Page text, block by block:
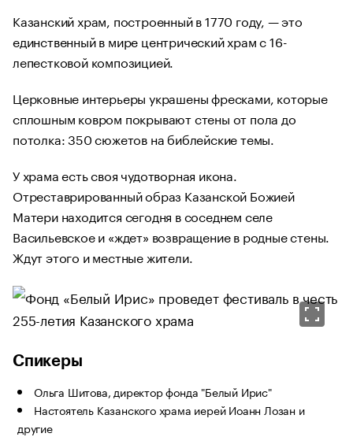
Казанский храм, построенный в 1770 году, — это
единственный в мире центрический храм с 16-
лепестковой композицией.
Церковные интерьеры украшены фресками, которые
сплошным ковром покрывают стены от пола до
потолка: 350 сюжетов на библейские темы.
У храма есть своя чудотворная икона.
Отреставрированный образ Казанской Божией
Матери находится сегодня в соседнем селе
Васильевское и «ждет» возвращение в родные стены.
Ждут этого и местные жители.
Спикеры
Ольга Шитова, директор фонда "Белый Ирис"
Настоятель Казанского храма иерей Иоанн Лозан и
другие